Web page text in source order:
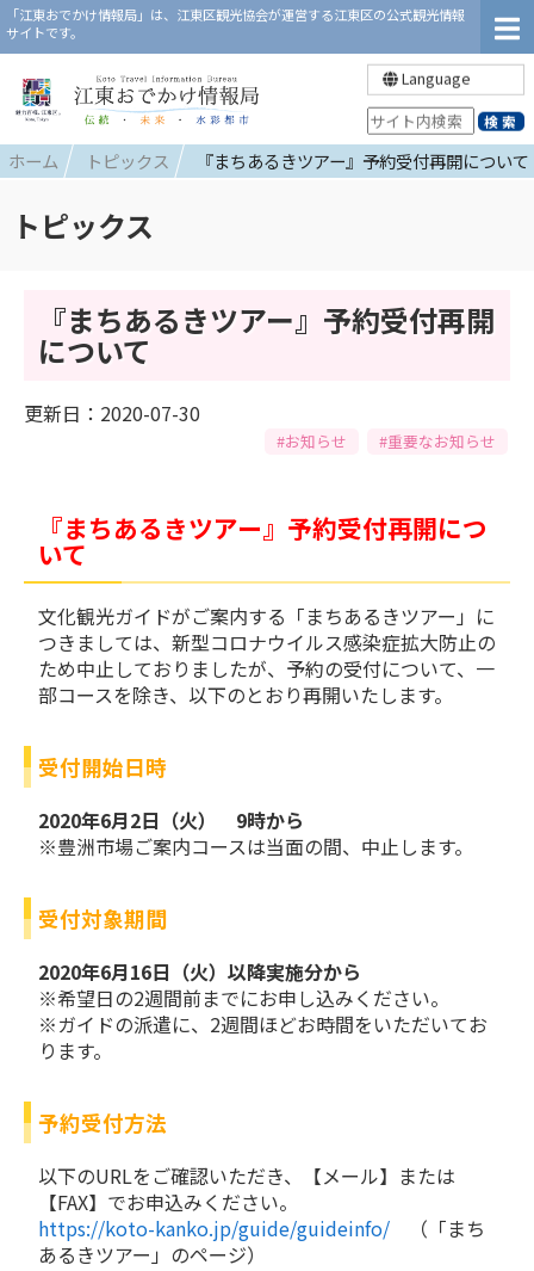
「江東おでかけ情報局」は、江東区観光協会が運営する江東区の公式観光情報
サイトです。
Language
ホーム トピックス 『まちあるきツアー』予約受付再開について
トピックス
『まちあるきツアー』予約受付再開
について
更新日：2020-07-30
#お知らせ #重要なお知らせ
『まちあるきツアー』予約受付再開につ
いて
文化観光ガイドがご案内する「まちあるきツアー」に
つきましては、新型コロナウイルス感染症拡大防止の
ため中止しておりましたが、予約の受付について、一
部コースを除き、以下のとおり再開いたします。
受付開始日時
2020年6月2日（火） 9時から
※豊洲市場ご案内コースは当面の間、中止します。
受付対象期間
2020年6月16日（火）以降実施分から
※希望日の2週間前までにお申し込みください。
※ガイドの派遣に、2週間ほどお時間をいただいてお
ります。
予約受付方法
以下のURLをご確認いただき、【メール】または
【FAX】でお申込みください。
https://koto-kanko.jp/guide/guideinfo/ （「まち
あるきツアー」のページ）